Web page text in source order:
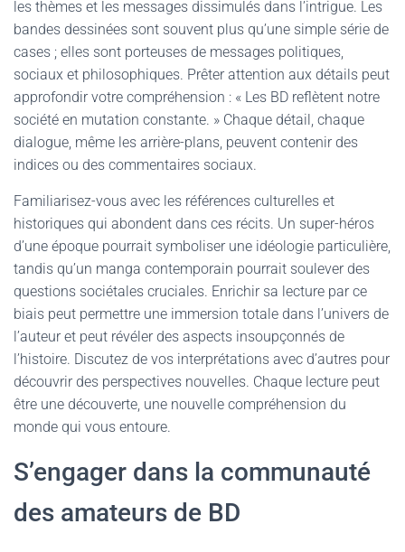
les thèmes et les messages dissimulés dans l’intrigue. Les
bandes dessinées sont souvent plus qu’une simple série de
cases ; elles sont porteuses de messages politiques,
sociaux et philosophiques. Prêter attention aux détails peut
approfondir votre compréhension : « Les BD reflètent notre
société en mutation constante. » Chaque détail, chaque
dialogue, même les arrière-plans, peuvent contenir des
indices ou des commentaires sociaux.
Familiarisez-vous avec les références culturelles et
historiques qui abondent dans ces récits. Un super-héros
d’une époque pourrait symboliser une idéologie particulière,
tandis qu’un manga contemporain pourrait soulever des
questions sociétales cruciales. Enrichir sa lecture par ce
biais peut permettre une immersion totale dans l’univers de
l’auteur et peut révéler des aspects insoupçonnés de
l’histoire. Discutez de vos interprétations avec d’autres pour
découvrir des perspectives nouvelles. Chaque lecture peut
être une découverte, une nouvelle compréhension du
monde qui vous entoure.
S’engager dans la communauté
des amateurs de BD